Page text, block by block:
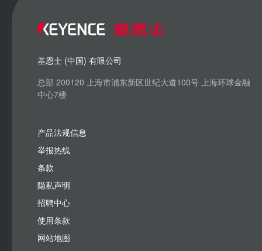
基恩士 (中国) 有限公司
总部 200120 上海市浦东新区世纪大道100号 上海环球金融
中心7楼
产品法规信息
举报热线
条款
隐私声明
招聘中心
使用条款
网站地图